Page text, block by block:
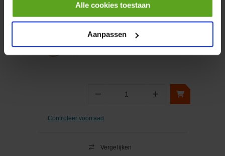
Alle cookies toestaan
Aanpassen
Artikelnummer:
ZB081212SINT
− Aantal +
Controleer voorraad
Vergelijken